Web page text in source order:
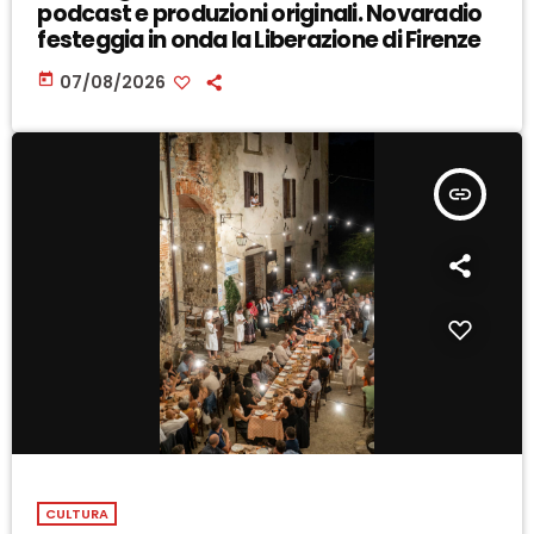
podcast e produzioni originali. Novaradio
festeggia in onda la Liberazione di Firenze
today 07/08/2026
insert_link
CULTURA